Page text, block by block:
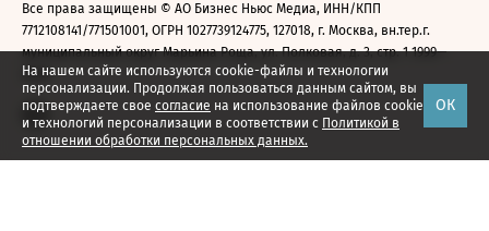
На нашем сайте используются cookie-файлы и технологии
персонализации. Продолжая пользоваться данным сайтом, вы
подтверждаете свое согласие на использование файлов cookie
и технологий персонализации в соответствии с Политикой в
отношении обработки персональных данных.
ОК
Все права защищены © АО Бизнес Ньюс Медиа, ИНН/КПП
7712108141/771501001, ОГРН 1027739124775, 127018, г. Москва, вн.тер.г.
муниципальный округ Марьина Роща, ул. Полковая, д. 3, стр. 1 1999—
2026